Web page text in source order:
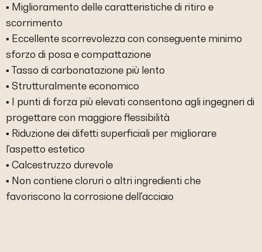
▪ Miglioramento delle caratteristiche di ritiro e
scorrimento
▪ Eccellente scorrevolezza con conseguente minimo
sforzo di posa e compattazione
▪ Tasso di carbonatazione più lento
▪ Strutturalmente economico
▪ I punti di forza più elevati consentono agli ingegneri di
progettare con maggiore flessibilità
▪ Riduzione dei difetti superficiali per migliorare
l'aspetto estetico
▪ Calcestruzzo durevole
▪ Non contiene cloruri o altri ingredienti che
favoriscono la corrosione dell'acciaio